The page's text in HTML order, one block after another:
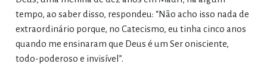
tempo, ao saber disso, respondeu: “Não acho isso nada de
extraordinário porque, no Catecismo, eu tinha cinco anos
quando me ensinaram que Deus é um Ser onisciente,
todo-poderoso e invisível”.